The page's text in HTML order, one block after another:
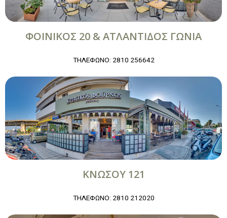
ΦΟΙΝΙΚΟΣ 20 & ΑΤΛΑΝΤΙΔΟΣ ΓΩΝΙΑ
ΤΗΛΕΦΩΝΟ: 2810 256642
ΚΝΩΣΟΥ 121
ΤΗΛΕΦΩΝΟ: 2810 212020